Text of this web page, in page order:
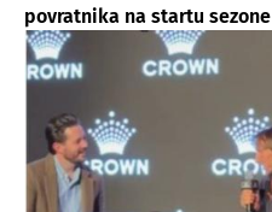
povratnika na startu sezone